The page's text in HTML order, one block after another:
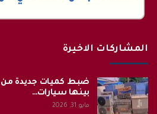
المشاركات الاخيرة
ضبط كميات جديدة من
بينها سيارات…
مايو 31, 2026